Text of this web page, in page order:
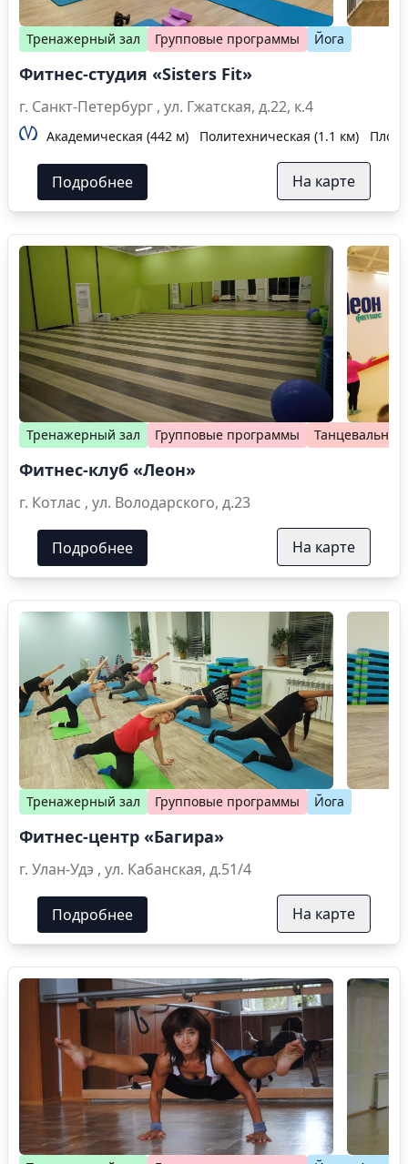
Тренажерный зал Групповые программы Йога
Фитнес-студия «Sisters Fit»
г. Санкт-Петербург , ул. Гжатская, д.22, к.4
Академическая (442 м) Политехническая (1.1 км)
Подробнее На карте
Тренажерный зал Групповые программы
Фитнес-клуб «Леон»
г. Котлас , ул. Володарского, д.23
Подробнее На карте
Тренажерный зал Групповые программы Йога
Фитнес-центр «Багира»
г. Улан-Удэ , ул. Кабанская, д.51/4
Подробнее На карте